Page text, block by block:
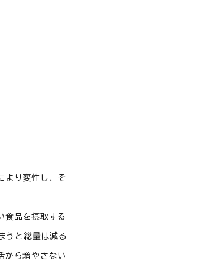
より変性し、そ
食品を摂取する
うと総量は減る
から増やさない